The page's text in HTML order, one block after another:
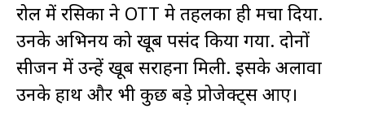
रोल में रसिका ने OTT मे तहलका ही मचा दिया.
उनके अभिनय को खूब पसंद किया गया. दोनों
सीजन में उन्हें खूब सराहना मिली. इसके अलावा
उनके हाथ और भी कुछ बड़े प्रोजेक्ट्स आए।